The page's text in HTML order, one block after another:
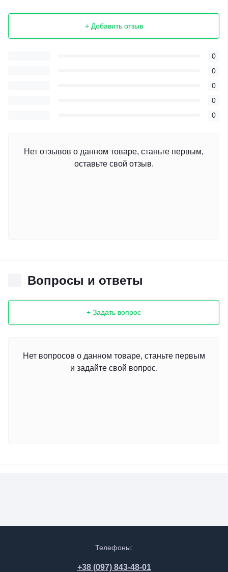
+ Добавить отзыв
0
0
0
0
0
Нет отзывов о данном товаре, станьте первым,
оставьте свой отзыв.
Вопросы и ответы
+ Задать вопрос
Нет вопросов о данном товаре, станьте первым
и задайте свой вопрос.
Телефоны:
+38 (097) 843-48-01